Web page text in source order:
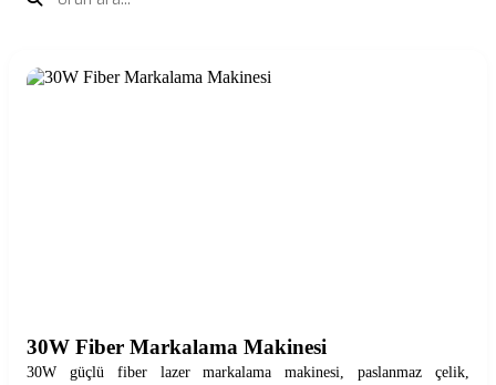
30W Fiber Markalama Makinesi
30W güçlü fiber lazer markalama makinesi, paslanmaz çelik,